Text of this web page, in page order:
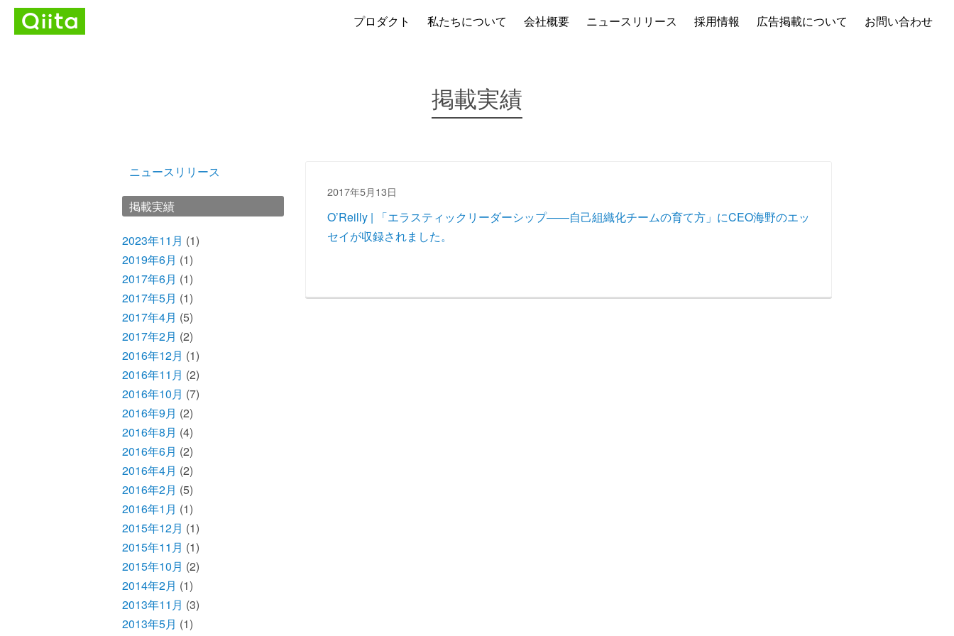
プロダクト 私たちについて 会社概要 ニュースリリース 採用情報 広告掲載について お問い合わせ
掲載実績
ニュースリリース
掲載実績
2023年11月 (1)
2019年6月 (1)
2017年6月 (1)
2017年5月 (1)
2017年4月 (5)
2017年2月 (2)
2016年12月 (1)
2016年11月 (2)
2016年10月 (7)
2016年9月 (2)
2016年8月 (4)
2016年6月 (2)
2016年4月 (2)
2016年2月 (5)
2016年1月 (1)
2015年12月 (1)
2015年11月 (1)
2015年10月 (2)
2014年2月 (1)
2013年11月 (3)
2013年5月 (1)
2017年5月13日
O’Reilly | 「エラスティックリーダーシップ――自己組織化チームの育て方」にCEO海野のエッ
セイが収録されました。